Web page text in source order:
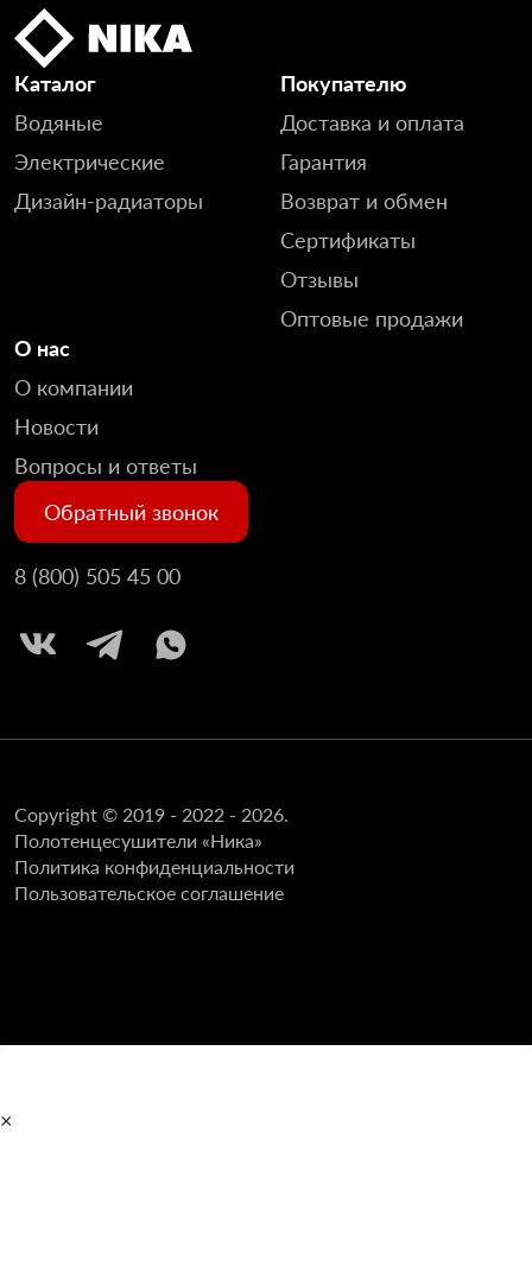
Каталог
Водяные
Электрические
Дизайн-радиаторы
Покупателю
Доставка и оплата
Гарантия
Возврат и обмен
Сертификаты
Отзывы
Оптовые продажи
О нас
О компании
Новости
Вопросы и ответы
Обратный звонок
8 (800) 505 45 00
Copyright © 2019 - 2022 - 2026.
Полотенцесушители «Ника»
Политика конфиденциальности
Пользовательское соглашение
×